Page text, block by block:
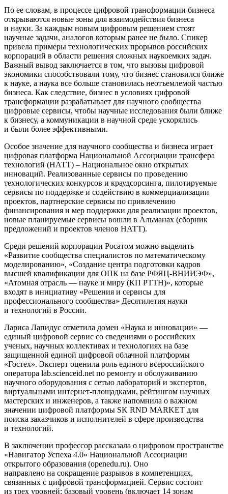
По ее словам, в процессе цифровой трансформации бизнеса
открываются новые зоны для взаимодействия бизнеса
и науки. За каждым новым цифровым решением стоят
научные задачи, аналогов которым ранее не было. Спикер
привела примеры технологических прорывов российских
корпораций в области решения сложных наукоемких задач.
Важный вывод заключается в том, что вызовы цифровой
экономики способствовали тому, что бизнес становился ближе
к науке, а наука все больше становилась неотъемлемой частью
бизнеса. Как следствие, бизнес в условиях цифровой
трансформации разрабатывает для научного сообщества
цифровые сервисы, чтобы научные исследования были ближе
к бизнесу, а коммуникации в научной среде ускорялись
и были более эффективными.
Особое значение для научного сообщества и бизнеса играет
цифровая платформа Национальной Ассоциации трансфера
технологий (НАТТ) ­– Национальное окно открытых
инноваций. Реализованные сервисы по проведению
технологических конкурсов и краудсорсинга, пилотируемые
сервисы по поддержке и содействию в коммерциализации
проектов, партнерские сервисы по привлечению
финансирования и мер поддержки для реализации проектов,
новые планируемые сервисы вошли в Альманах (сборник
предложений и проектов членов НАТТ).
Среди решений корпорации Росатом можно выделить
«Развитие сообщества специалистов по математическому
моделированию», «Создание центра подготовки кадров
высшей квалификации для ОПК на базе РФЯЦ-ВНИИЭФ»,
«Атомная отрасль — науке и миру (КП РТТН)», которые
входят в инициативу «Решения и сервисы для
профессионального сообщества» Десятилетия науки
и технологий в России.
Лариса Лапидус отметила домен «Наука и инновации» —
единый цифровой сервис со сведениями о российских
ученых, научных коллективах и технологиях на базе
защищенной единой цифровой облачной платформы
«Гостех». Эксперт оценила роль единого всероссийского
оператора lab.scienceid.net по ремонту и обслуживанию
научного оборудования с сетью лабораторий и экспертов,
виртуальными интернет-площадками, рейтингом научных
мастерских и инженеров, а также напомнила о важном
значении цифровой платформы SK RND MARKET для
поиска заказчиков и исполнителей в сфере производства
и технологий.
В заключении профессор рассказала о цифровом пространстве
«Навигатор Успеха 4.0» Национальной Ассоциации
открытого образования (openedu.ru). Оно
направлено на сокращение разрывов в компетенциях,
связанных с цифровой трансформацией. Сервис состоит
из трех уровней: базовый уровень (включает 14 зонам